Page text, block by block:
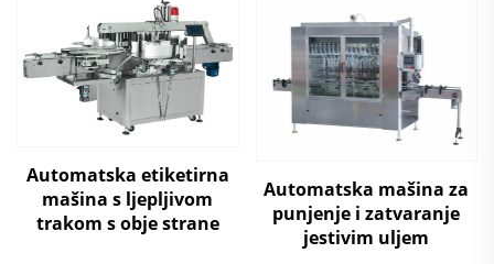
Automatska etiketirna
mašina s ljepljivom
trakom s obje strane
Automatska mašina za
punjenje i zatvaranje
jestivim uljem